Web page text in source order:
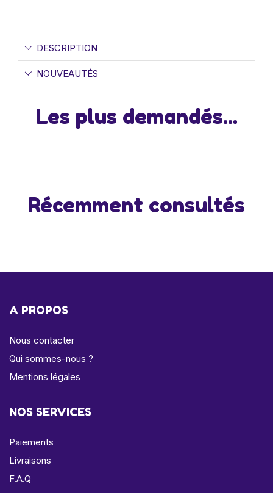
DESCRIPTION
NOUVEAUTÉS
Les plus demandés...
Récemment consultés
A PROPOS
Nous contacter
Qui sommes-nous ?
Mentions légales
NOS SERVICES
Paiements
Livraisons
F.A.Q